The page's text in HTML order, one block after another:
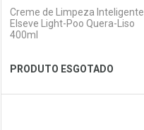
Ver Desconto Convênio
Creme de Limpeza Inteligente
Elseve Light-Poo Quera-Liso
400ml
PRODUTO ESGOTADO